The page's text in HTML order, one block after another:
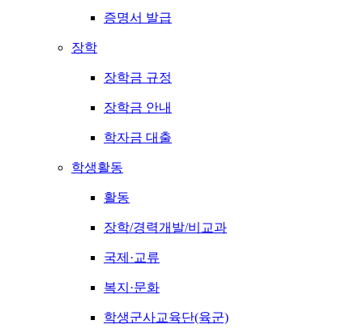
증명서 발급
장학
장학금 규정
장학금 안내
학자금 대출
학생활동
활동
장학/경력개발/비교과
국제·교류
복지·문화
학생군사교육단(육군)